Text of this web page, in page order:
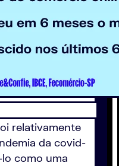
relativamente
da covid-
como uma